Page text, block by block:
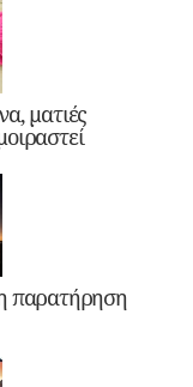
ματιές
παρατήρηση